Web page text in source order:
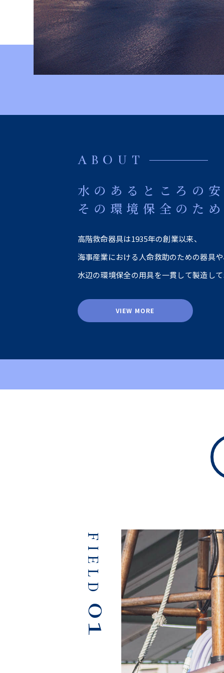
ABOUT
水のあるところの安
その環境保全のため
高階救命器具は1935年の創業以来、
海事産業における人命救助のための器具や
水辺の環境保全の用具を一貫して製造して
VIEW MORE
FIELD
01